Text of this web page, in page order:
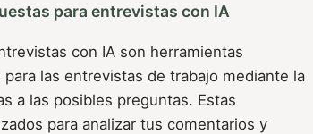
para entrevistas con IA
con IA son herramientas
las entrevistas de trabajo mediante la
a las posibles preguntas. Estas
para analizar tus comentarios y